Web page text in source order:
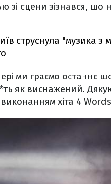
зі сцени зізнався,
струснула "музика
ми граємо останнє
як виснажений.
хіта 4